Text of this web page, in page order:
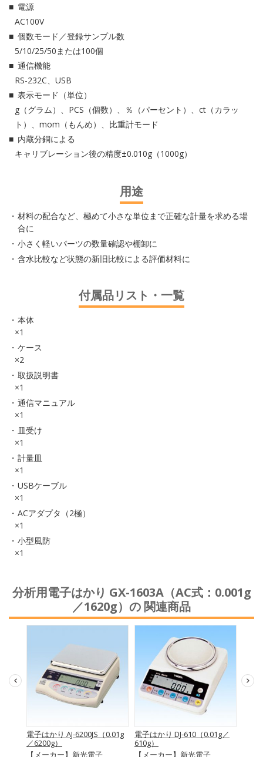
電源
AC100V
個数モード／登録サンプル数
5/10/25/50または100個
通信機能
RS-232C、USB
表示モード（単位）
g（グラム）、PCS（個数）、％（パーセント）、ct（カラッ
ト）、mom（もんめ）、比重計モード
内蔵分銅による
キャリブレーション後の精度±0.010g（1000g）
用途
材料の配合など、極めて小さな単位まで正確な計量を求める場
合に
小さく軽いパーツの数量確認や棚卸に
含水比較など状態の新旧比較による評価材料に
付属品リスト・一覧
本体
×1
ケース
×2
取扱説明書
×1
通信マニュアル
×1
皿受け
×1
計量皿
×1
USBケーブル
×1
ACアダプタ（2極）
×1
小型風防
×1
分析用電子はかり GX-1603A（AC式：0.001g
／1620g）の 関連商品
電子はかり AJ-6200JS（0.01g
／6200g）
【メーカー】新光電子
電子はかり DJ-610（0.01g／
610g）
【メーカー】新光電子